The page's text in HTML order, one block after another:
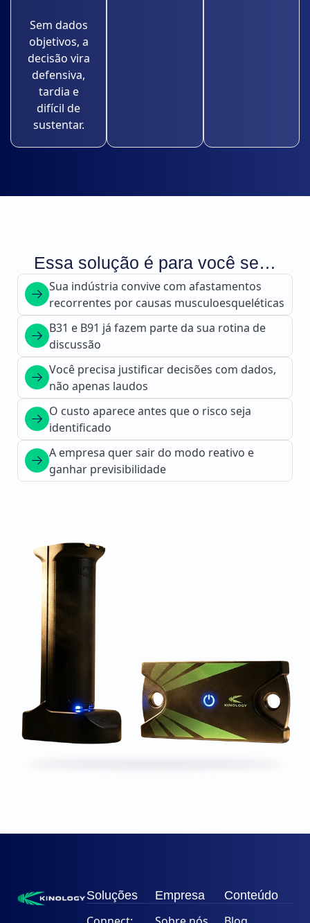
Sem dados
objetivos, a
decisão vira
defensiva,
tardia e
difícil de
sustentar.
Essa solução é para você se…
Sua indústria convive com afastamentos
recorrentes por causas musculoesqueléticas
B31 e B91 já fazem parte da sua rotina de
discussão
Você precisa justificar decisões com dados,
não apenas laudos
O custo aparece antes que o risco seja
identificado
A empresa quer sair do modo reativo e
ganhar previsibilidade
Soluções Empresa Conteúdo